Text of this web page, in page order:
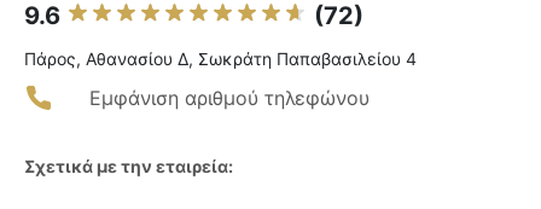
9.6 (72)
Πάρος, Αθανασίου Δ, Σωκράτη Παπαβασιλείου 4
Εμφάνιση αριθμού τηλεφώνου
Σχετικά με την εταιρεία: